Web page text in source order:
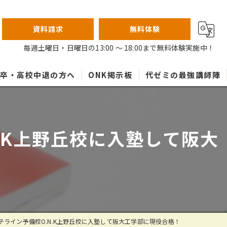
資料請求
無料体験
毎週土曜日・日曜日の13:00 ～ 18:00まで無料体験実施中！
・高校中退の方へ ONK掲示板 代ゼミの最強講師陣
上野丘校に入塾して阪大
イン予備校O.N.K上野丘校に入塾して阪大工学部に現役合格！